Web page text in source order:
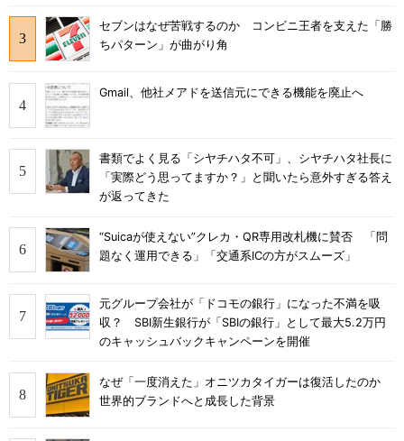
セブンはなぜ苦戦するのか コンビニ王者を支えた「勝
ちパターン」が曲がり角
Gmail、他社メアドを送信元にできる機能を廃止へ
書類でよく見る「シヤチハタ不可」、シヤチハタ社長に
「実際どう思ってますか？」と聞いたら意外すぎる答え
が返ってきた
“Suicaが使えない”クレカ・QR専用改札機に賛否 「問
題なく運用できる」「交通系ICの方がスムーズ」
元グループ会社が「ドコモの銀行」になった不満を吸
収？ SBI新生銀行が「SBIの銀行」として最大5.2万円
のキャッシュバックキャンペーンを開催
なぜ「一度消えた」オニツカタイガーは復活したのか
世界的ブランドへと成長した背景